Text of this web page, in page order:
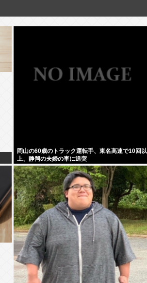
岡山の60歳のトラック運転手、東名高速で10回以
上、静岡の夫婦の車に追突